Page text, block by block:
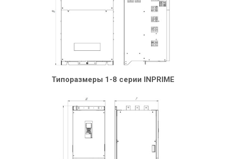
Типоразмеры 1-8 серии INPRIME